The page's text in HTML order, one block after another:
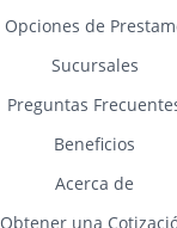
Opciones de
Sucursales
Preguntas
Beneficios
Acerca de
Obtener una